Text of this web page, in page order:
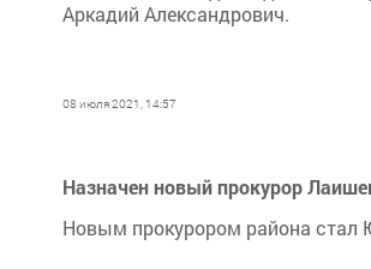
Аркадий Александрович.
08 июля 2021, 14:57
Назначен новый прокурор
Новым прокурором района стал